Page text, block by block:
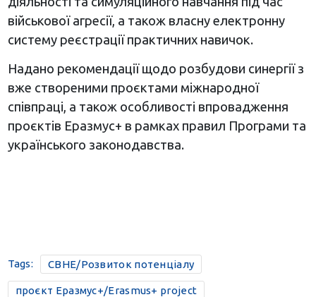
військової агресії, а також власну електронну
систему реєстрації практичних навичок.
Надано рекомендації щодо розбудови синергії з
вже створеними проєктами міжнародної
співпраці, а також особливості впровадження
проєктів Еразмус+ в рамках правил Програми та
українського законодавства.
Tags: CBHE/Розвиток потенціалу
проєкт Еразмус+/Erasmus+ project